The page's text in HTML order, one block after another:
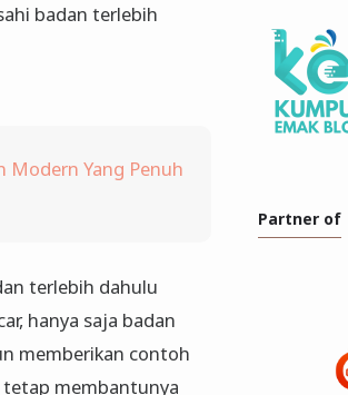
badan terlebih
Modern Yang Penuh
terlebih dahulu
hanya saja badan
memberikan contoh
tetap membantunya
Partner of